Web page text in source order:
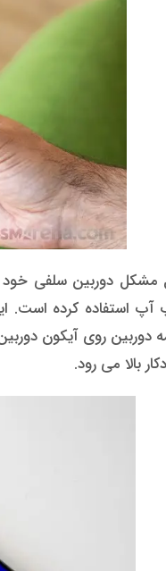
آپ استفاده کرده
دوربین روی آیکون
بالا می رود.